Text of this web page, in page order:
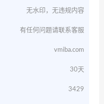
无水印，无违规内容
有任何问题请联系客服
vmiba.com
30天
3429